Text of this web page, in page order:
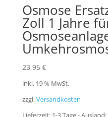
Osmose
Zoll 1 Jahre
23,95 €
inkl. 19 % MwSt.
zzgl.Versandkosten